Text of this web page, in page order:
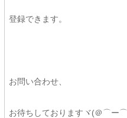
登録できます。
お問い合わせ、
お待ちしておりますヾ(＠⌒ー